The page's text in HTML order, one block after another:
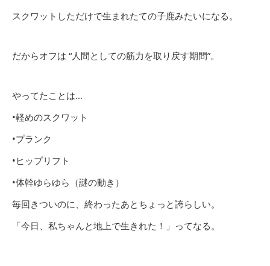
スクワットしただけで生まれたての子鹿みたいになる。
だからオフは “人間としての筋力を取り戻す期間”。
やってたことは…
•軽めのスクワット
•プランク
•ヒップリフト
•体幹ゆらゆら（謎の動き）
毎回きついのに、終わったあとちょっと誇らしい。
「今日、私ちゃんと地上で生きれた！」ってなる。